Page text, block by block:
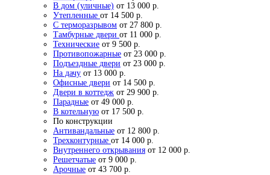
В дом (уличные) от 13 000 р.
Утепленные от 14 500 р.
С терморазрывом от 27 800 р.
Тамбурные двери от 11 000 р.
Технические от 9 500 р.
Противопожарные от 23 000 р.
Подъездные двери от 23 000 р.
На дачу от 13 000 р.
Офисные двери от 14 500 р.
Двери в коттедж от 29 900 р.
Парадные от 49 000 р.
В котельную от 17 500 р.
По конструкции
Антивандальные от 12 800 р.
Трехконтурные от 14 000 р.
Внутреннего открывания от 12 000 р.
Решетчатые от 9 000 р.
Арочные от 43 700 р.